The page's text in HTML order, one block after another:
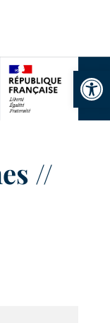
//
Ouvrir